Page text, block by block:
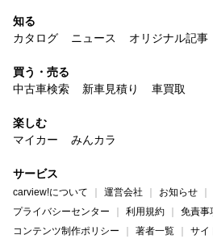
知る
カタログ
ニュース オリジナル記事
買う・売る
中古車検索
新車見積り 車買取
楽しむ
マイカー
みんカラ
サービス
carview!について 運営会社 お知らせ
プライバシーセンター
利用規約
免責事
コンテンツ制作ポリシー
著者一覧 サイ